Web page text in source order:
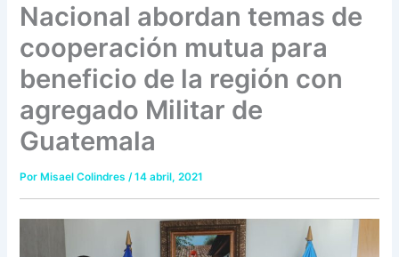
Nacional abordan temas de
cooperación mutua para
beneficio de la región con
agregado Militar de
Guatemala
Por Misael Colindres/14 abril, 2021